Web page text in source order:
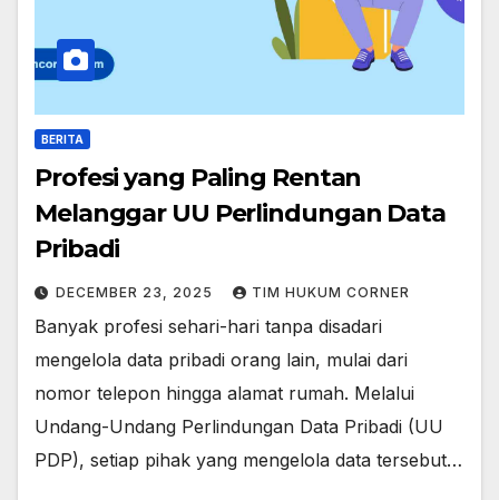
BERITA
Profesi yang Paling Rentan
Melanggar UU Perlindungan Data
Pribadi
DECEMBER 23, 2025 TIM HUKUM CORNER
Banyak profesi sehari-hari tanpa disadari
mengelola data pribadi orang lain, mulai dari
nomor telepon hingga alamat rumah. Melalui
Undang-Undang Perlindungan Data Pribadi (UU
PDP), setiap pihak yang mengelola data tersebut…